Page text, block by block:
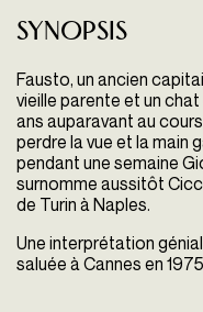
Synopsis
Fausto, un ancien
vieille parente et un
ans auparavant au
perdre la vue et la main
pendant une semaine
surnomme aussitôt
de Turin à Naples.
Une interprétation
saluée à Cannes en